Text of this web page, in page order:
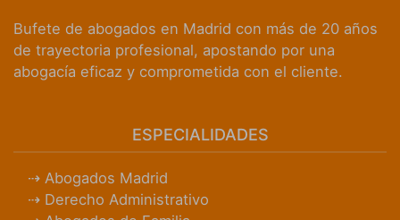
Bufete de abogados en Madrid con más de 20 años
de trayectoria profesional, apostando por una
abogacía eficaz y comprometida con el cliente.
ESPECIALIDADES
Abogados Madrid
Derecho Administrativo